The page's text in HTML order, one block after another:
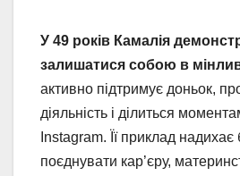
У 49 років Камалія
залишатися собою в
активно підтримує доньок,
діяльність і ділиться
Instagram. Її приклад надихає
поєднувати кар’єру,